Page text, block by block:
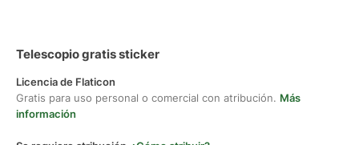
Telescopio gratis sticker
Licencia de Flaticon
Gratis para uso personal o comercial con atribución. Más
información